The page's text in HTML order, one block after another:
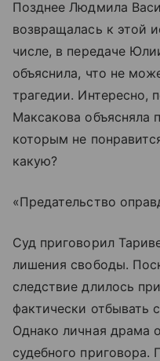
Позднее Людмила
возвращалась к этой
числе, в передаче
объяснила, что не
трагедии. Интересно,
Максакова объясняла
которым не
какую?
«Предательство
Суд приговорил
лишения свободы.
следствие длилось
фактически отбывать
Однако личная драма
судебного